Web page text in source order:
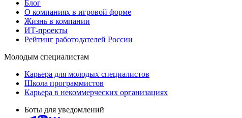
Блог
О компаниях в игровой форме
Жизнь в компании
ИТ-проекты
Рейтинг работодателей России
Молодым специалистам
Карьера для молодых специалистов
Школа программистов
Карьера в некоммерческих организациях
Боты для уведомлений